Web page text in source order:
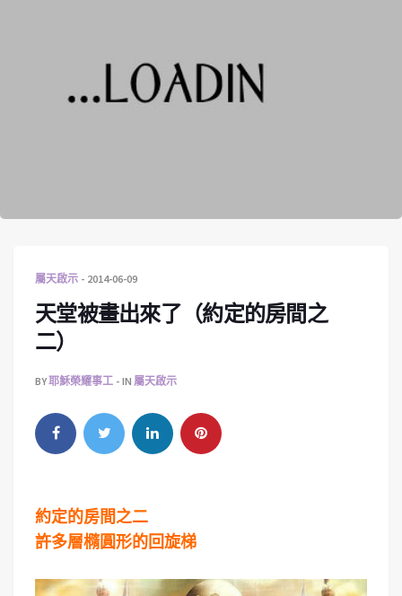
屬天啟示 2014-06-09
天堂被畫出來了（約定的房間之
二）
BY耶穌榮耀事工 IN 屬天啟示
約定的房間之二
許多層橢圓形的回旋梯